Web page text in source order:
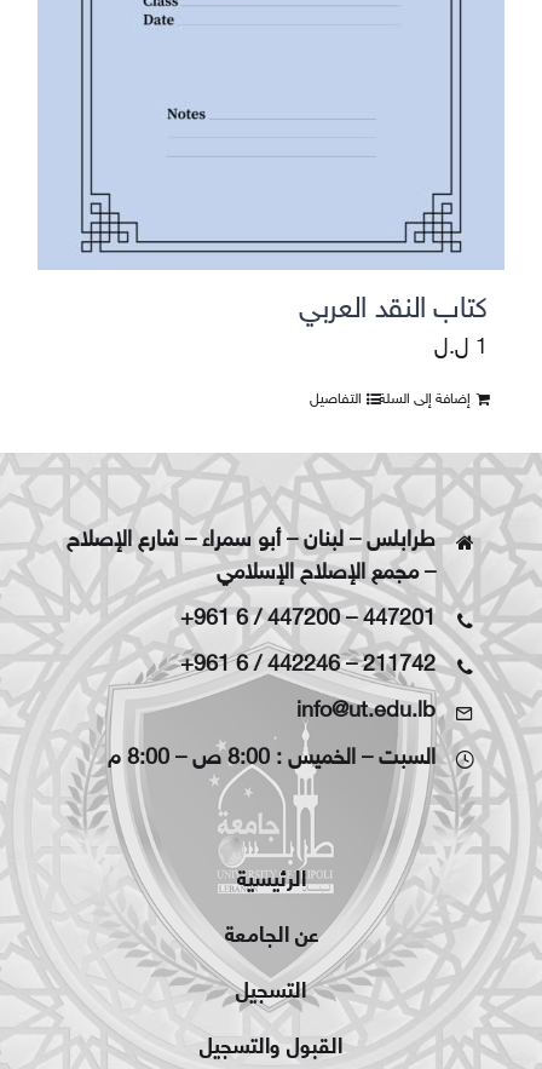
كتاب النقد العربي
1 ل.ل
إضافة إلى السلة التفاصيل
طرابلس – لبنان – أبو سمراء – شارع الإصلاح
– مجمع الإصلاح الإسلامي
+961 6 / 447200–447201
+961 6 / 442246–211742
info@ut.edu.lb
السبت – الخميس : 8:00 ص – 8:00 م
الرئيسية
عن الجامعة
التسجيل
القبول والتسجيل